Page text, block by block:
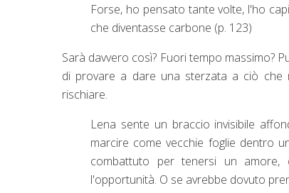
Forse, ho pensato tante volte, l'ho
che diventasse carbone (p. 123)
Sarà davvero così? Fuori tempo massimo?
di provare a dare una sterzata a ciò
rischiare.
Lena sente un braccio invisibile
marcire come vecchie foglie dentro
combattuto per tenersi un
l'opportunità. O se avrebbe dovuto